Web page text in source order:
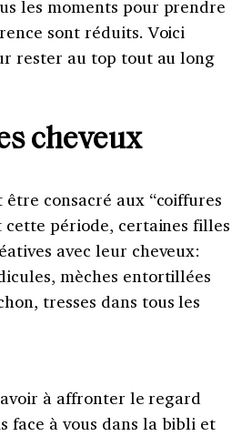
les moments pour prendre
sont réduits. Voici
rester au top tout au long
cheveux
consacré aux “coiffures
cette période, certaines filles
avec leur cheveux:
mèches entortillées
tresses dans tous les
à affronter le regard
face à vous dans la bibli et